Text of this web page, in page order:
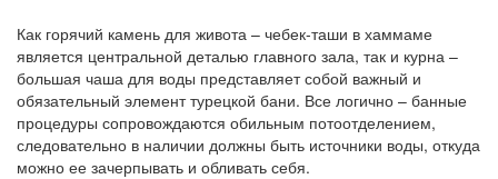
Как горячий камень для живота – чебек-таши в хаммаме
является центральной деталью главного зала, так и курна –
большая чаша для воды представляет собой важный и
обязательный элемент турецкой бани. Все логично – банные
процедуры сопровождаются обильным потоотделением,
следовательно в наличии должны быть источники воды, откуда
можно ее зачерпывать и обливать себя.